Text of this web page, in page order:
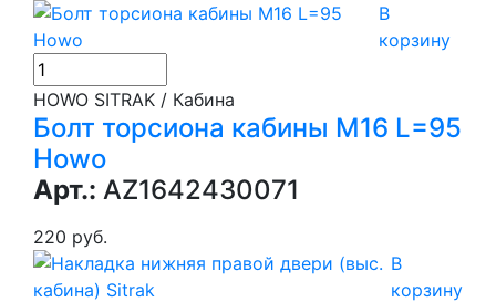
В
корзину
HOWO SITRAK / Кабина
Болт торсиона кабины M16 L=95
Howo
Арт.: AZ1642430071
220 руб.
В
корзину